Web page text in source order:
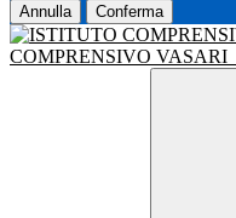
Annulla Conferma
COMPRENSIVO VASARI